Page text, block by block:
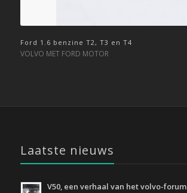
Ford 1.6 benzine T2, T3 en T4
VOLVO MET FORD MOTOR
Laatste nieuws
V50, een verhaal van het volvo-forum